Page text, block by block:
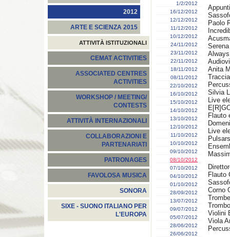
2012
ARTE E SCIENZA 2015
ATTIVITÀ ISTITUZIONALI
CEMAT ACTIVITIES
ASSOCIATED CENTRES
ACTIVITIES
WORKSHOP / MEETING/
CONTESTS
ATTIVITÀ INTERNAZIONALI
COLLABORAZIONI E
PARTENARIATI
PATRONAGES
FAVOLOSA MUSICA
SONORA
SIXE - SUONO ITALIANO PER
L'EUROPA
1/2/2012
16/12/2012
12/12/2012
11/12/2012
10/12/2012
24/11/2012
23/11/2012
22/11/2012
18/11/2012
08/11/2012
22/10/2012
16/10/2012
15/10/2012
14/10/2012
13/10/2012
12/10/2012
11/10/2012
10/10/2012
09/10/2012
08/10/2012
07/10/2012
04/10/2012
01/10/2012
28/09/2012
13/07/2012
09/07/2012
05/07/2012
28/06/2012
26/06/2012
Paolo
Anita
Silvia
Live
Flauto
Live
Flauto
Corno
Violini
Viola